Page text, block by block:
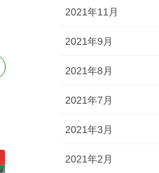
2021年11月
2021年9月
2021年8月
2021年7月
2021年3月
2021年2月